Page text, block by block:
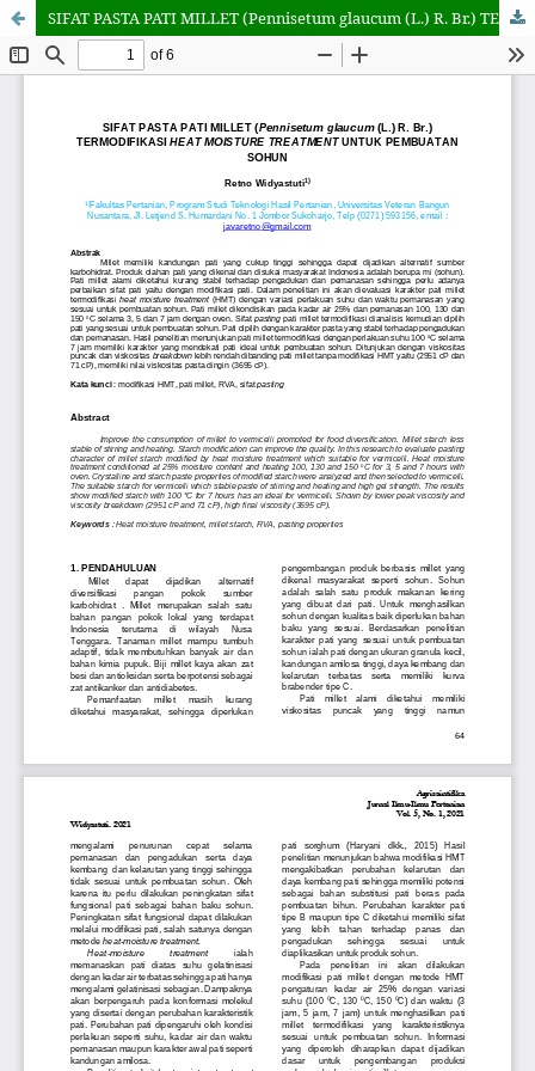
SIFAT PASTA PATI MILLET (Pennisetum glaucum (L.) R. Br.) TERMODIFIKASI HEAT MOISTURE TREATMENT UNTUK PEMBUATAN SOHUN